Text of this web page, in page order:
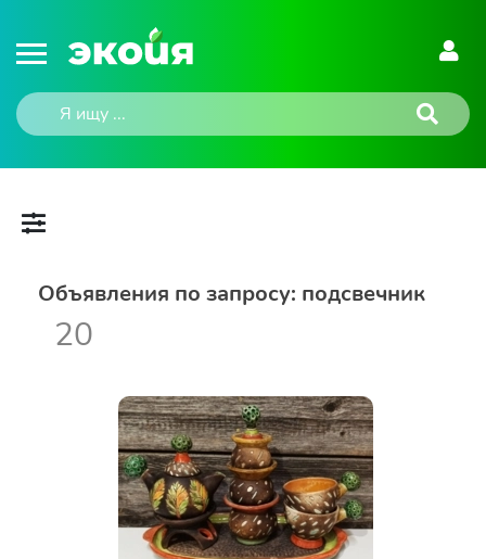
Объявления по запросу: подсвечник
20